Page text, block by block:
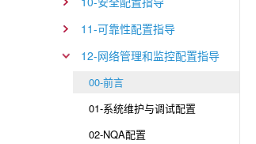
11-可靠性配置指导
12-网络管理和监控配置指导
00-前言
01-系统维护与调试配置
02-NQA配置